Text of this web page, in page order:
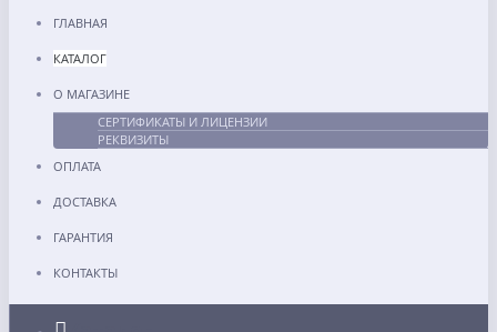
ГЛАВНАЯ
КАТАЛОГ
О МАГАЗИНЕ
СЕРТИФИКАТЫ И ЛИЦЕНЗИИ
РЕКВИЗИТЫ
ОПЛАТА
ДОСТАВКА
ГАРАНТИЯ
КОНТАКТЫ